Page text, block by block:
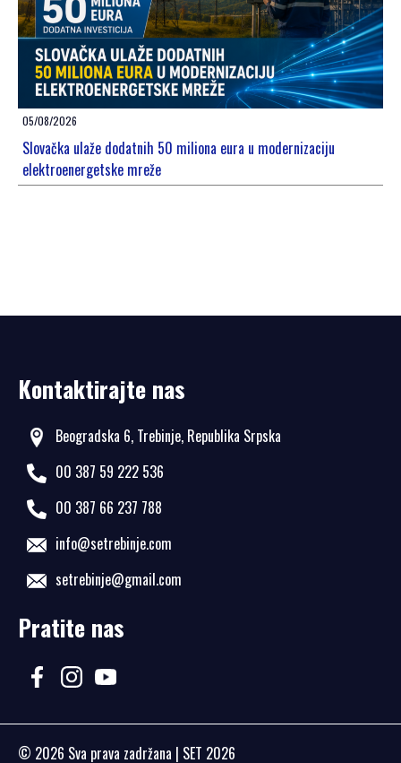
05/08/2026
Slovačka ulaže dodatnih 50 miliona eura u modernizaciju
elektroenergetske mreže
Kontaktirajte nas
Beogradska 6, Trebinje, Republika Srpska
00 387 59 222 536
00 387 66 237 788
info@setrebinje.com
setrebinje@gmail.com
Pratite nas
© 2026 Sva prava zadržana | SET 2026